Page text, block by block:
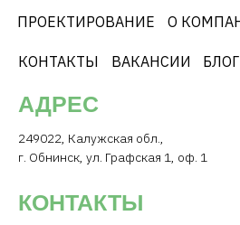
249022, Калужская обл.,
г. Обнинск, ул. Графская 1, оф. 1
АДРЕС
КОНТАКТЫ
БЛОГ
ВАКАНСИИ
КОНТАКТЫ
О
ПРОЕКТИРОВАНИЕ